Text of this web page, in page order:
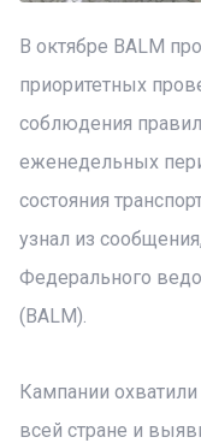
В октябре BALM
приоритетных
соблюдения
еженедельных
состояния
узнал из
Федерального
(BALM).
Кампании
всей стране и